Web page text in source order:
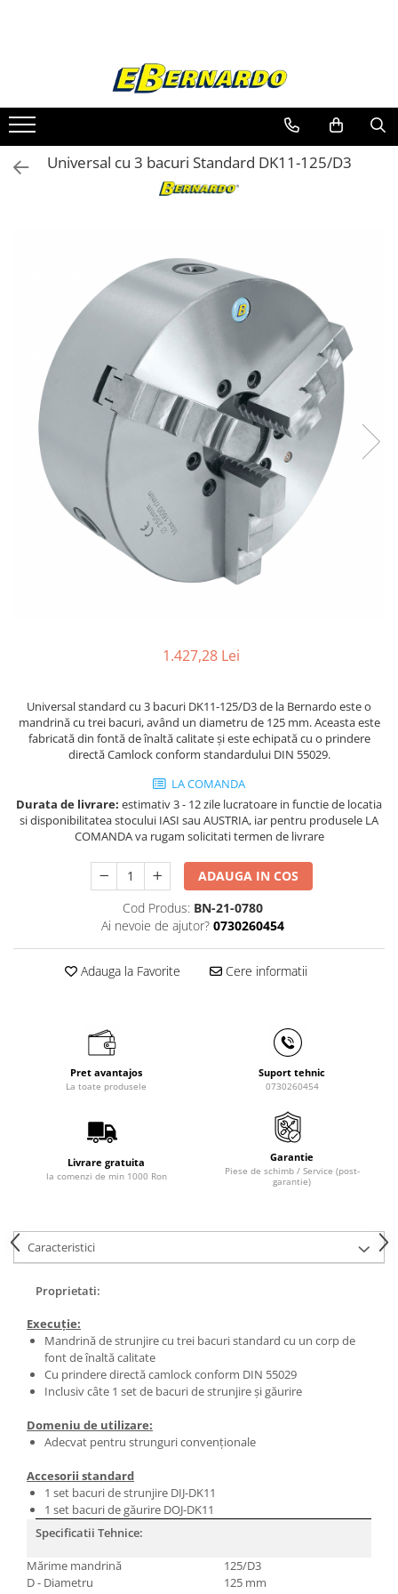
Prelucrare metal
Fierastraie pentru metal
Ferastraie mobile pentru metal
Fierastraie prelucrare metal
Ferastraie orizontale pentru metal
Ferastraie automate cu banda si
doua coloane
Ferastraie metal cu banda si taiere
dubla semiautomate
Ferastraie prelucrare metal cu
banda si taiere dubla
Ferastraie verticale
Strunguri pentru metal
Strunguri CNC
Strunguri cu cutie de viteze
Strunguri cu surub de ghidare
Strunguri de precizie
Strunguri metal cu freza
Masini de gaurit - Vario - cu masa
si coloana
Masini de gaurit cu angrenaj, masa
si coloana
Masini de gaurit cu coloana
Masini de gaurit cu coloana si cap
de actionare
Masini de gaurit cu coloana si
curea de distributie
Masini de gaurit cu masa
Masini de gaurit cu stand si
Masini de gaurit radiale
Masini de gaurit si frezat
Masini de frezat universale
Centre de prelucrare verticale CNC
Masini de frezat cu batiu
Masini de frezat multifunctionale
Masini de frezat universale SERVO
Masini de frezat verticale
Masini de slefuit metal
Masini de polizat bavuri cu perii
Masini de rectificat plan
Masini de rectificat plan
Masini de satinat
Masini de slefuit combinate
Masini de slefuit cu banda
Masini de slefuit cu disc
Masini de slefuit cu mediu umed si
uscat
Masini de tesit
Masini pentru slefuit tevi
Masini universale de ascutit
Polizoare de banc
Masini de filetat
Universal cu 3 bacuri Standard DK11-125/D3
1.427,28 Lei
Universal standard cu 3 bacuri DK11-125/D3 de la Bernardo este o
mandrină cu trei bacuri, având un diametru de 125 mm. Aceasta este
fabricată din fontă de înaltă calitate și este echipată cu o prindere
directă Camlock conform standardului DIN 55029.
LA COMANDA
Durata de livrare: estimativ 3 - 12 zile lucratoare in functie de locatia
si disponibilitatea stocului IASI sau AUSTRIA, iar pentru produsele LA
COMANDA va rugam solicitati termen de livrare
ADAUGA IN COS
Cod Produs: BN-21-0780
Ai nevoie de ajutor? 0730260454
Adauga la Favorite Cere informatii
Pret avantajos
La toate produsele
Suport tehnic
0730260454
Livrare gratuita
la comenzi de min 1000 Ron
Garantie
Piese de schimb / Service (post-
garantie)
Caracteristici
Proprietati:
Execuţie:
Mandrină de strunjire cu trei bacuri standard cu un corp de
font de înaltă calitate
Cu prindere directă camlock conform DIN 55029
Inclusiv câte 1 set de bacuri de strunjire şi găurire
Domeniu de utilizare:
Adecvat pentru strunguri convenţionale
Accesorii standard
1 set bacuri de strunjire DIJ-DK11
1 set bacuri de găurire DOJ-DK11
Specificatii Tehnice:
Mărime mandrină
125/D3
D - Diametru
125 mm